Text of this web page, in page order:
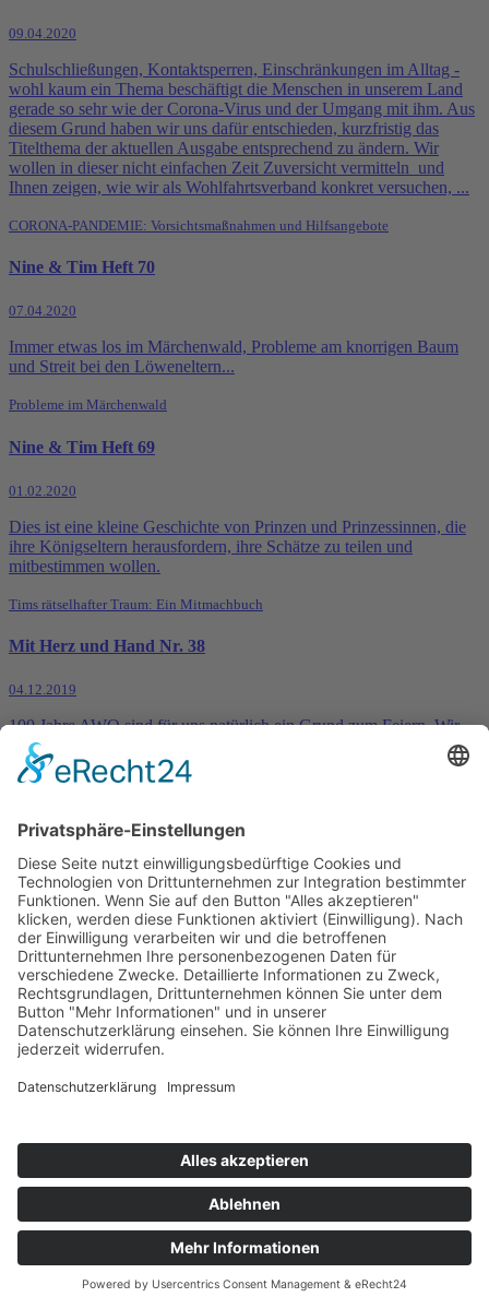
09.04.2020
Schulschließungen, Kontaktsperren, Einschränkungen im Alltag -
wohl kaum ein Thema beschäftigt die Menschen in unserem Land
gerade so sehr wie der Corona-Virus und der Umgang mit ihm. Aus
diesem Grund haben wir uns dafür entschieden, kurzfristig das
Titelthema der aktuellen Ausgabe entsprechend zu ändern. Wir
wollen in dieser nicht einfachen Zeit Zuversicht vermitteln und
Ihnen zeigen, wie wir als Wohlfahrtsverband konkret versuchen, ...
CORONA-PANDEMIE: Vorsichtsmaßnahmen und Hilfsangebote
Nine & Tim Heft 70
07.04.2020
Immer etwas los im Märchenwald, Probleme am knorrigen Baum
und Streit bei den Löweneltern...
Probleme im Märchenwald
Nine & Tim Heft 69
01.02.2020
Dies ist eine kleine Geschichte von Prinzen und Prinzessinnen, die
ihre Königseltern herausfordern, ihre Schätze zu teilen und
mitbestimmen wollen.
Tims rätselhafter Traum: Ein Mitmachbuch
Mit Herz und Hand Nr. 38
04.12.2019
100 Jahre AWO sind für uns natürlich ein Grund zum Feiern. Wir
haben uns dabei ganz bewusst dafür entschieden, dies nicht im
Rahmen eines zentralen Festes in Potsdam, sondern mit einer Tour
durchs Land zu tun. Wir wollten all die vielen Eindrücke, Ideen und
ausmachen, nämlich zu Ihnen. Unser Eindruck nach der Tour im
Spätsommer mit ihren zahlreichen Stationen ist, dass uns das ...
100 Gesichter #menschAWO
Nine & Tim Heft 68
01.12.2019
Wie jedes Jahr wird in der Weihnachtswelt viel gebastelt und
gebacken. Ein Abenteuer mit Wichtel, freche Clowns, Äffchen und
andere Wesen.
Geschichten aus der Weihnachtswelt
Herzlichen Glückwunsch an Marie Juchacz und all den vielen
Menschen, die die Idee der AWO wachsen lassen haben.
Die Geschichte von Marie Juchacz und der AWO